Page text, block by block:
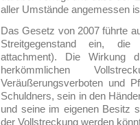
aller Umstände angemessen
Das Gesetz von 2007 führte
Streitgegenstand ein, die
attachment). Die Wirkung
herkömmlichen
Veräußerungsverboten und
Schuldners, sein in den
und seine im eigenen Besitz
der Vollstreckung werden